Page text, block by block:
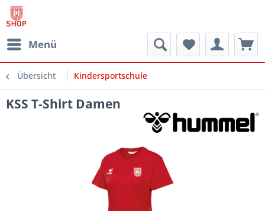
Menü
Übersicht Kindersportschule
KSS T-Shirt Damen